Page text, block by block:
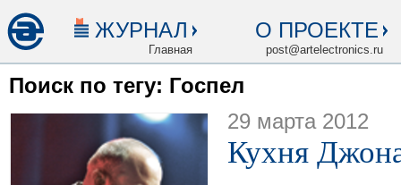
ЖУРНАЛ
Главная
О ПРОЕКТЕ
post@artelectronics.ru
Поиск по тегу: Госпел
29 марта 2012
Кухня